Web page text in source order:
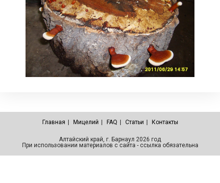
Главная Мицелий FAQ Статьи Контакты
Алтайский край, г. Барнаул 2026 год
При использовании материалов с сайта - ссылка обязательна